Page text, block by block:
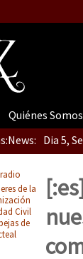
Quiénes Somos
News: Dia 5,
Dia 5,
de la
Civil
de